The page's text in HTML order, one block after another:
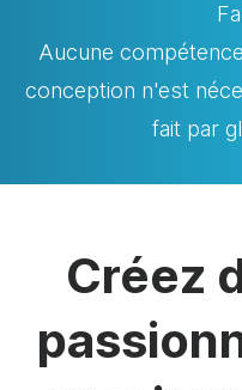
Aucune
conception n'est
fait par
Créez